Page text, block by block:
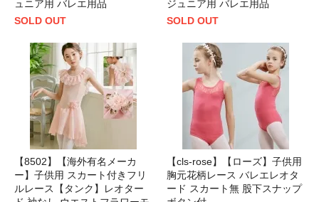
ュニア用 バレエ用品
SOLD OUT
ジュニア用 バレエ用品
SOLD OUT
【8502】【海外有名メーカ
ー】子供用 スカート付きフリ
ルレース【タンク】レオター
【cls-rose】【ローズ】子供用
胸元花柄レース バレエレオタ
ード スカート無 股下スナップ